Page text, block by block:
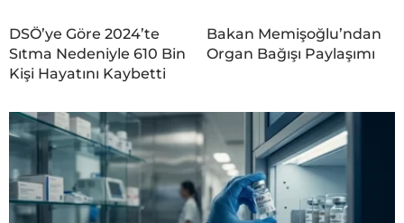
DSÖ’ye Göre 2024’te
Sıtma Nedeniyle 610 Bin
Kişi Hayatını Kaybetti
Bakan Memişoğlu’ndan
Organ Bağışı Paylaşımı